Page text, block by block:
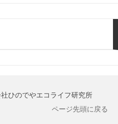
ひのでやエコライフ研究所
ページ先頭に戻る